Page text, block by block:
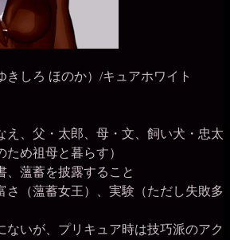
きしろ ほのか）/キュアホワイト
え、父・太郎、母・文、飼い犬・忠太
め祖母と暮らす）
、薀蓄を披露すること
さ（薀蓄女王）、実験（ただし失敗多
ないが、プリキュア時は技巧派のアク